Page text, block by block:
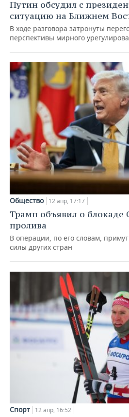
Путин обсудил с
ситуацию на Ближнем
В ходе разговора затронуты
перспективы мирного
Общество 12 апр, 17:17
Трамп объявил о блокаде
пролива
В операции, по его словам,
силы других стран
Спорт 12 апр, 16:52